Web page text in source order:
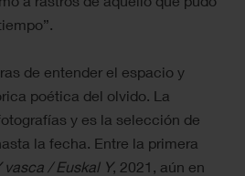
de entender el espacio y
poética del olvido. La
y es la selección de
la fecha. Entre la primera
vasca / Euskal Y, 2021, aún en